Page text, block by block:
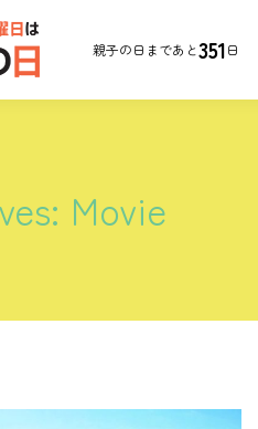
親子の日まであと351日
Movie